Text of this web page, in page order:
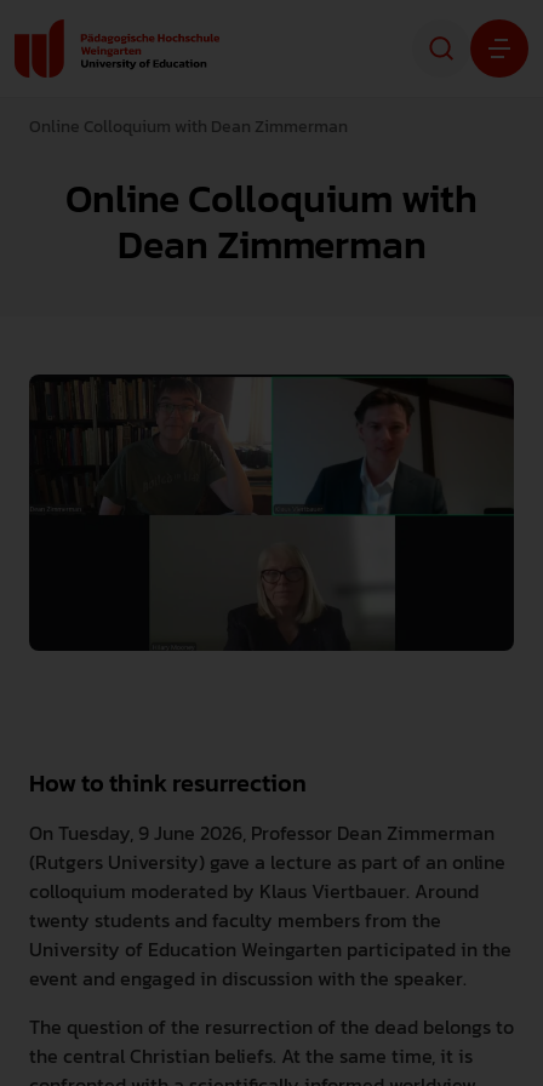
Forschung
STUDIENINTERESSIERTE
Online Colloquium with Dean Zimmerman
Online Colloquium with
Dean Zimmerman
How to think resurrection
On Tuesday, 9 June 2026, Professor Dean Zimmerman
(Rutgers University) gave a lecture as part of an online
colloquium moderated by Klaus Viertbauer. Around
twenty students and faculty members from the
University of Education Weingarten participated in the
event and engaged in discussion with the speaker.
The question of the resurrection of the dead belongs to
the central Christian beliefs. At the same time, it is